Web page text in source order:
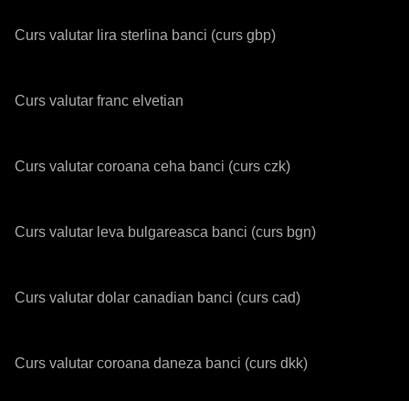
Curs valutar lira sterlina banci (curs gbp)
Curs valutar franc elvetian
Curs valutar coroana ceha banci (curs czk)
Curs valutar leva bulgareasca banci (curs bgn)
Curs valutar dolar canadian banci (curs cad)
Curs valutar coroana daneza banci (curs dkk)